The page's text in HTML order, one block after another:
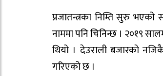
प्रजातन्त्रका निम्ति सुरु भएको
नाममा पनि चिनिन्छ । २०१९
थियो । देउराली बजारको
गरिएको छ ।